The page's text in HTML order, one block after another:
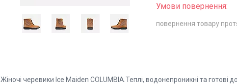
повернення товару
Жіночі черевики Ice Maiden COLUMBIA.Теплі, водонепроникні та готові